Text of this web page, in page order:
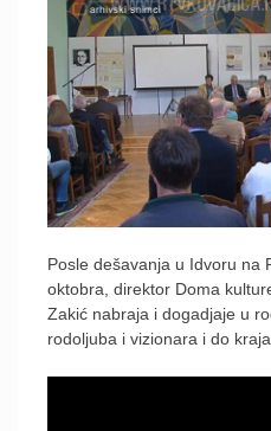
Posle dešavanja u Idvoru na
oktobra, direktor Doma
Zakić nabraja i dogadjaje u
rodoljuba i vizionara i do